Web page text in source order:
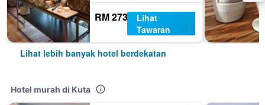
RM 273
Lihat
Tawaran
Lihat lebih banyak hotel berdekatan
Hotel murah di Kuta